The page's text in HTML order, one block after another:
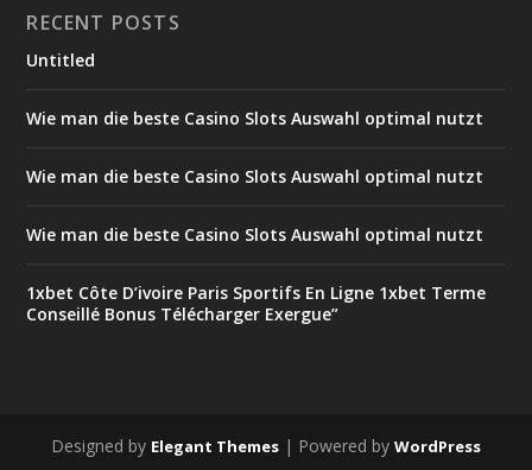
RECENT POSTS
Untitled
Wie man die beste Casino Slots Auswahl optimal nutzt
Wie man die beste Casino Slots Auswahl optimal nutzt
Wie man die beste Casino Slots Auswahl optimal nutzt
1xbet Côte D’ivoire Paris Sportifs En Ligne 1xbet Terme
Conseillé Bonus Télécharger Exergue”
Designed by Elegant Themes | Powered by WordPress